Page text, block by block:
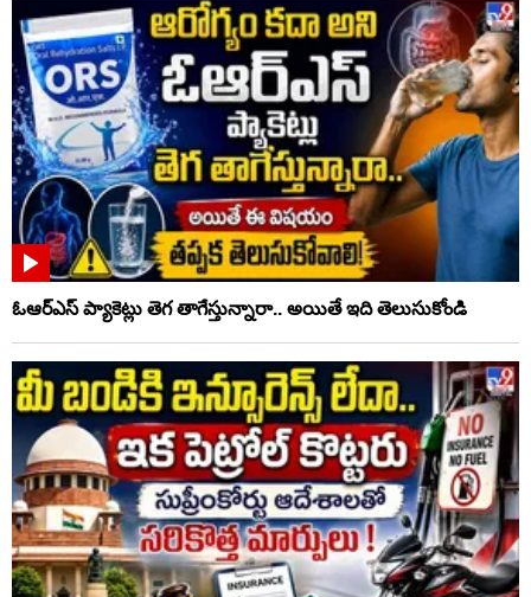
ఓఆర్‌ఎస్‌ ప్యాకెట్లు తెగ తాగేస్తున్నారా.. అయితే ఇది తెలుసుకోండి